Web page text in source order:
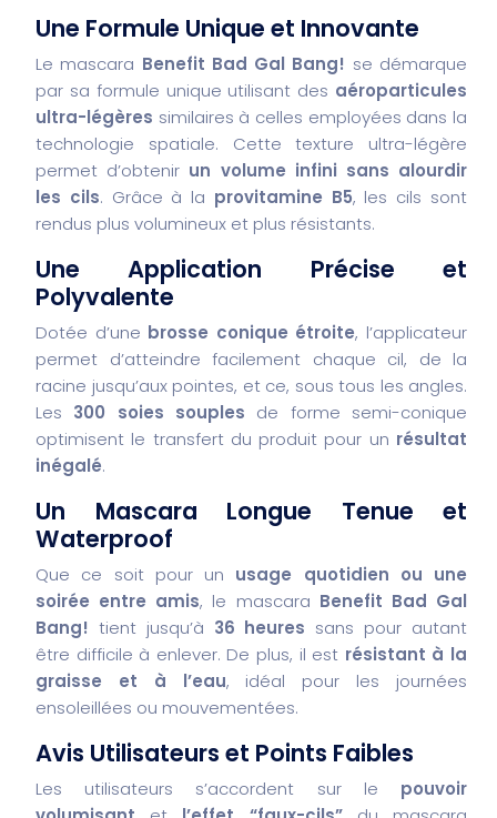
Une Formule Unique et Innovante
Le mascara Benefit Bad Gal Bang! se démarque
par sa formule unique utilisant des aéroparticules
ultra-légères similaires à celles employées dans la
technologie spatiale. Cette texture ultra-légère
permet d’obtenir un volume infini sans alourdir
les cils. Grâce à la provitamine B5, les cils sont
rendus plus volumineux et plus résistants.
Une Application Précise et
Polyvalente
Dotée d’une brosse conique étroite, l’applicateur
permet d’atteindre facilement chaque cil, de la
racine jusqu’aux pointes, et ce, sous tous les angles.
Les 300 soies souples de forme semi-conique
optimisent le transfert du produit pour un résultat
inégalé.
Un Mascara Longue Tenue et
Waterproof
Que ce soit pour un usage quotidien ou une
soirée entre amis, le mascara Benefit Bad Gal
Bang! tient jusqu’à 36 heures sans pour autant
être difficile à enlever. De plus, il est résistant à la
graisse et à l’eau, idéal pour les journées
ensoleillées ou mouvementées.
Avis Utilisateurs et Points Faibles
Les utilisateurs s’accordent sur le pouvoir